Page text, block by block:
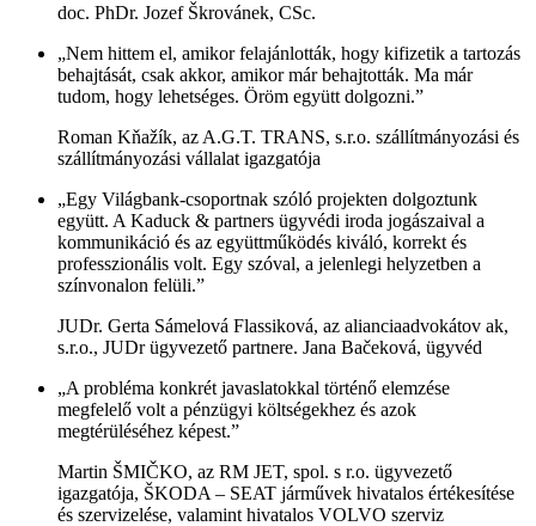
doc. PhDr. Jozef Škrovánek, CSc.
„Nem hittem el, amikor felajánlották, hogy kifizetik a tartozás
behajtását, csak akkor, amikor már behajtották. Ma már
tudom, hogy lehetséges. Öröm együtt dolgozni.”
Roman Kňažík, az A.G.T. TRANS, s.r.o. szállítmányozási és
szállítmányozási vállalat igazgatója
„Egy Világbank-csoportnak szóló projekten dolgoztunk
együtt. A Kaduck & partners ügyvédi iroda jogászaival a
kommunikáció és az együttműködés kiváló, korrekt és
professzionális volt. Egy szóval, a jelenlegi helyzetben a
színvonalon felüli.”
JUDr. Gerta Sámelová Flassiková, az alianciaadvokátov ak,
s.r.o., JUDr ügyvezető partnere. Jana Bačeková, ügyvéd
„A probléma konkrét javaslatokkal történő elemzése
megfelelő volt a pénzügyi költségekhez és azok
megtérüléséhez képest.”
Martin ŠMIČKO, az RM JET, spol. s r.o. ügyvezető
igazgatója, ŠKODA – SEAT járművek hivatalos értékesítése
és szervizelése, valamint hivatalos VOLVO szerviz